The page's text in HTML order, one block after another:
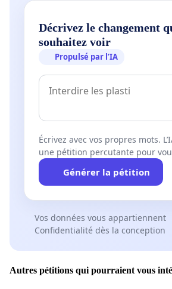
Décrivez le changement
souhaitez voir
Propulsé par l’IA
Écrivez avec vos propres mots.
une pétition percutante pour
Générer la pétition
Vos données vous appartiennent
Confidentialité dès la conception
Autres pétitions qui pourraient vous